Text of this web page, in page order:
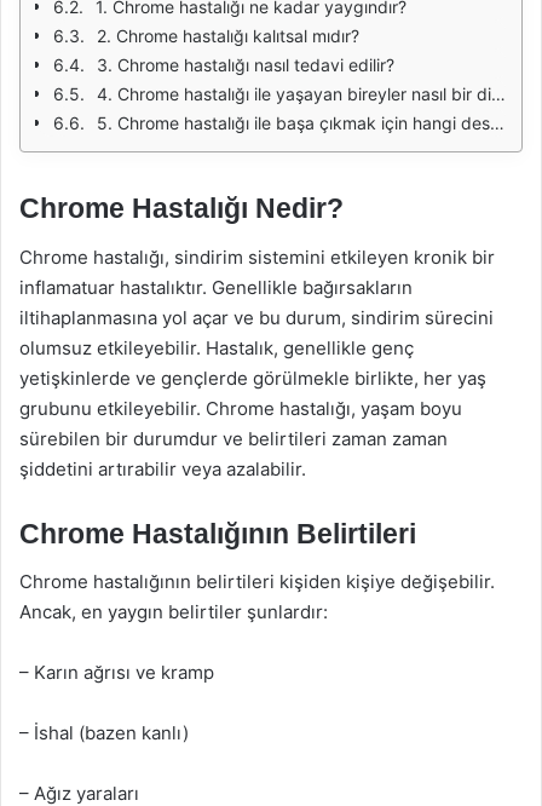
1. Chrome hastalığı ne kadar yaygındır?
2. Chrome hastalığı kalıtsal mıdır?
3. Chrome hastalığı nasıl tedavi edilir?
4. Chrome hastalığı ile yaşayan bireyler nasıl bir diyet izlemelidir?
5. Chrome hastalığı ile başa çıkmak için hangi destek kaynakları bulunmaktadır?
Chrome Hastalığı Nedir?
Chrome hastalığı, sindirim sistemini etkileyen kronik bir
inflamatuar hastalıktır. Genellikle bağırsakların
iltihaplanmasına yol açar ve bu durum, sindirim sürecini
olumsuz etkileyebilir. Hastalık, genellikle genç
yetişkinlerde ve gençlerde görülmekle birlikte, her yaş
grubunu etkileyebilir. Chrome hastalığı, yaşam boyu
sürebilen bir durumdur ve belirtileri zaman zaman
şiddetini artırabilir veya azalabilir.
Chrome Hastalığının Belirtileri
Chrome hastalığının belirtileri kişiden kişiye değişebilir.
Ancak, en yaygın belirtiler şunlardır:
– Karın ağrısı ve kramp
– İshal (bazen kanlı)
– Ağız yaraları